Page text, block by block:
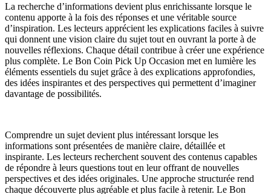
La recherche d’informations devient plus enrichissante lorsque le
contenu apporte à la fois des réponses et une véritable source
d’inspiration. Les lecteurs apprécient les explications faciles à suivre
qui donnent une vision claire du sujet tout en ouvrant la porte à de
nouvelles réflexions. Chaque détail contribue à créer une expérience
plus complète. Le Bon Coin Pick Up Occasion met en lumière les
éléments essentiels du sujet grâce à des explications approfondies,
des idées inspirantes et des perspectives qui permettent d’imaginer
davantage de possibilités.
Comprendre un sujet devient plus intéressant lorsque les
informations sont présentées de manière claire, détaillée et
inspirante. Les lecteurs recherchent souvent des contenus capables
de répondre à leurs questions tout en leur offrant de nouvelles
perspectives et des idées originales. Une approche structurée rend
chaque découverte plus agréable et plus facile à retenir. Le Bon